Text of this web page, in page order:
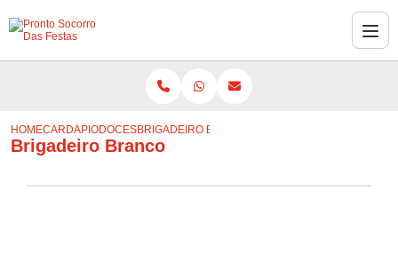
HOMECARDÁPIODOCESBRIGADEIRO BRANCO
Brigadeiro Branco